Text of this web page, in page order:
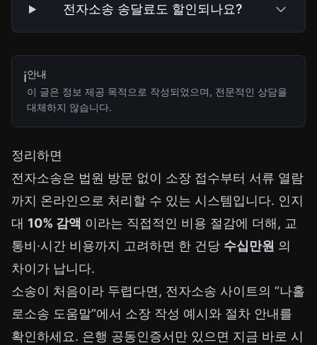
전자소송 송달료도 할인되나요?
ℹ️안내
이 글은 정보 제공 목적으로 작성되었으며, 전문적인 상담을
대체하지 않습니다.
정리하면
전자소송은 법원 방문 없이 소장 접수부터 서류 열람
까지 온라인으로 처리할 수 있는 시스템입니다. 인지
대 10% 감액 이라는 직접적인 비용 절감에 더해, 교
통비·시간 비용까지 고려하면 한 건당 수십만원 의
차이가 납니다.
소송이 처음이라 두렵다면, 전자소송 사이트의 “나홀
로소송 도움말”에서 소장 작성 예시와 절차 안내를
확인하세요. 은행 공동인증서만 있으면 지금 바로 시